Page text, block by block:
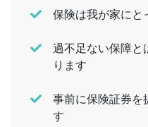
保険は我が家にと
過不足ない保障と
ります
事前に保険証券を
す